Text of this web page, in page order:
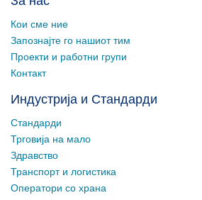
Кои сме ние
Запознајте го нашиот тим
Проекти и работни групи
Контакт
Индустрија и Стандарди
Стандарди
Трговија на мало
Здравство
Транспорт и логистика
Оператори со храна